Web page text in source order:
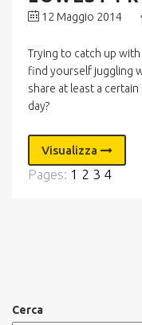
12 Maggio 2014
Trying to catch up
find yourself juggling
share at least a
day?
Visualizza
Pages: 1 2 3 4
Cerca